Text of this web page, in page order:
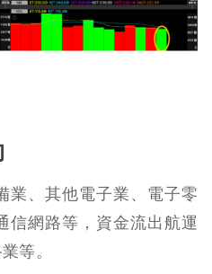
業、其他電子業、電子零
信網路等，資金流出航運
等。